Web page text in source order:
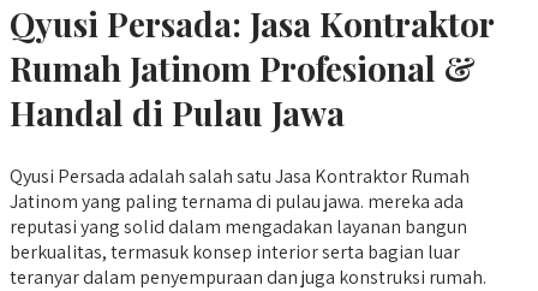
Qyusi Persada: Jasa Kontraktor
Rumah Jatinom Profesional &
Handal di Pulau Jawa
Qyusi Persada adalah salah satu Jasa Kontraktor Rumah
Jatinom yang paling ternama di pulau jawa. mereka ada
reputasi yang solid dalam mengadakan layanan bangun
berkualitas, termasuk konsep interior serta bagian luar
teranyar dalam penyempuraan dan juga konstruksi rumah.